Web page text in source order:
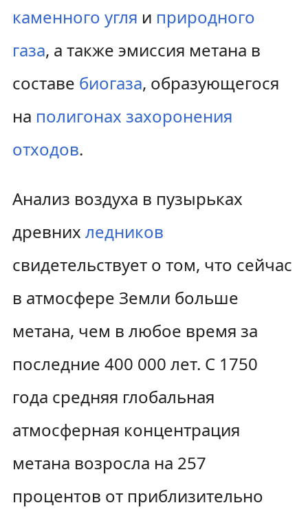
каменного угля и природного
газа, а также эмиссия метана в
составе биогаза, образующегося
на полигонах захоронения
отходов.
Анализ воздуха в пузырьках
древних ледников
свидетельствует о том, что сейчас
в атмосфере Земли больше
метана, чем в любое время за
последние 400 000 лет. С 1750
года средняя глобальная
атмосферная концентрация
метана возросла на 257
процентов от приблизительно